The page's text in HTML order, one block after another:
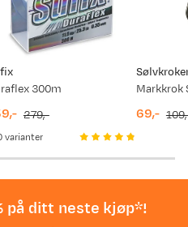
300m
279,-
varianter
69,-
på ditt neste kjøp*!